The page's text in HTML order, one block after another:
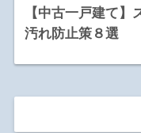
【中古一戸建て
汚れ防止策８選